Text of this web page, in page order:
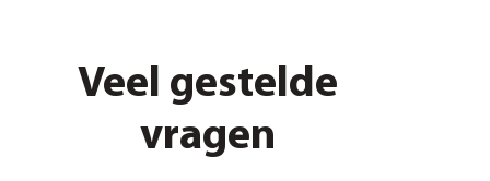
Veel gestelde
vragen